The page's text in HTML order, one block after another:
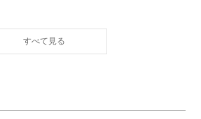
阪急今津線/仁川 歩20分
3.2万円(管理費4000円)